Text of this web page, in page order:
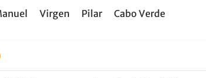
Virgen Pilar Cabo Verde